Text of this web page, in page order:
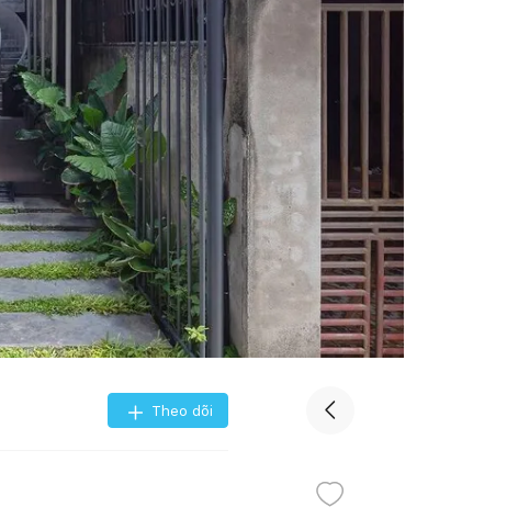
Theo dõi